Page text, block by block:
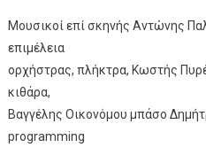
Μουσικοί επί σκηνής Αντώνης
επιμέλεια
ορχήστρας, πλήκτρα, Κωστής
κιθάρα,
Βαγγέλης Οικονόμου μπάσο
programming